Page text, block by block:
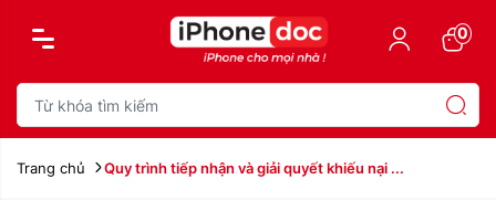
0
Trang chủ Quy trình tiếp nhận và giải quyết khiếu nại ...